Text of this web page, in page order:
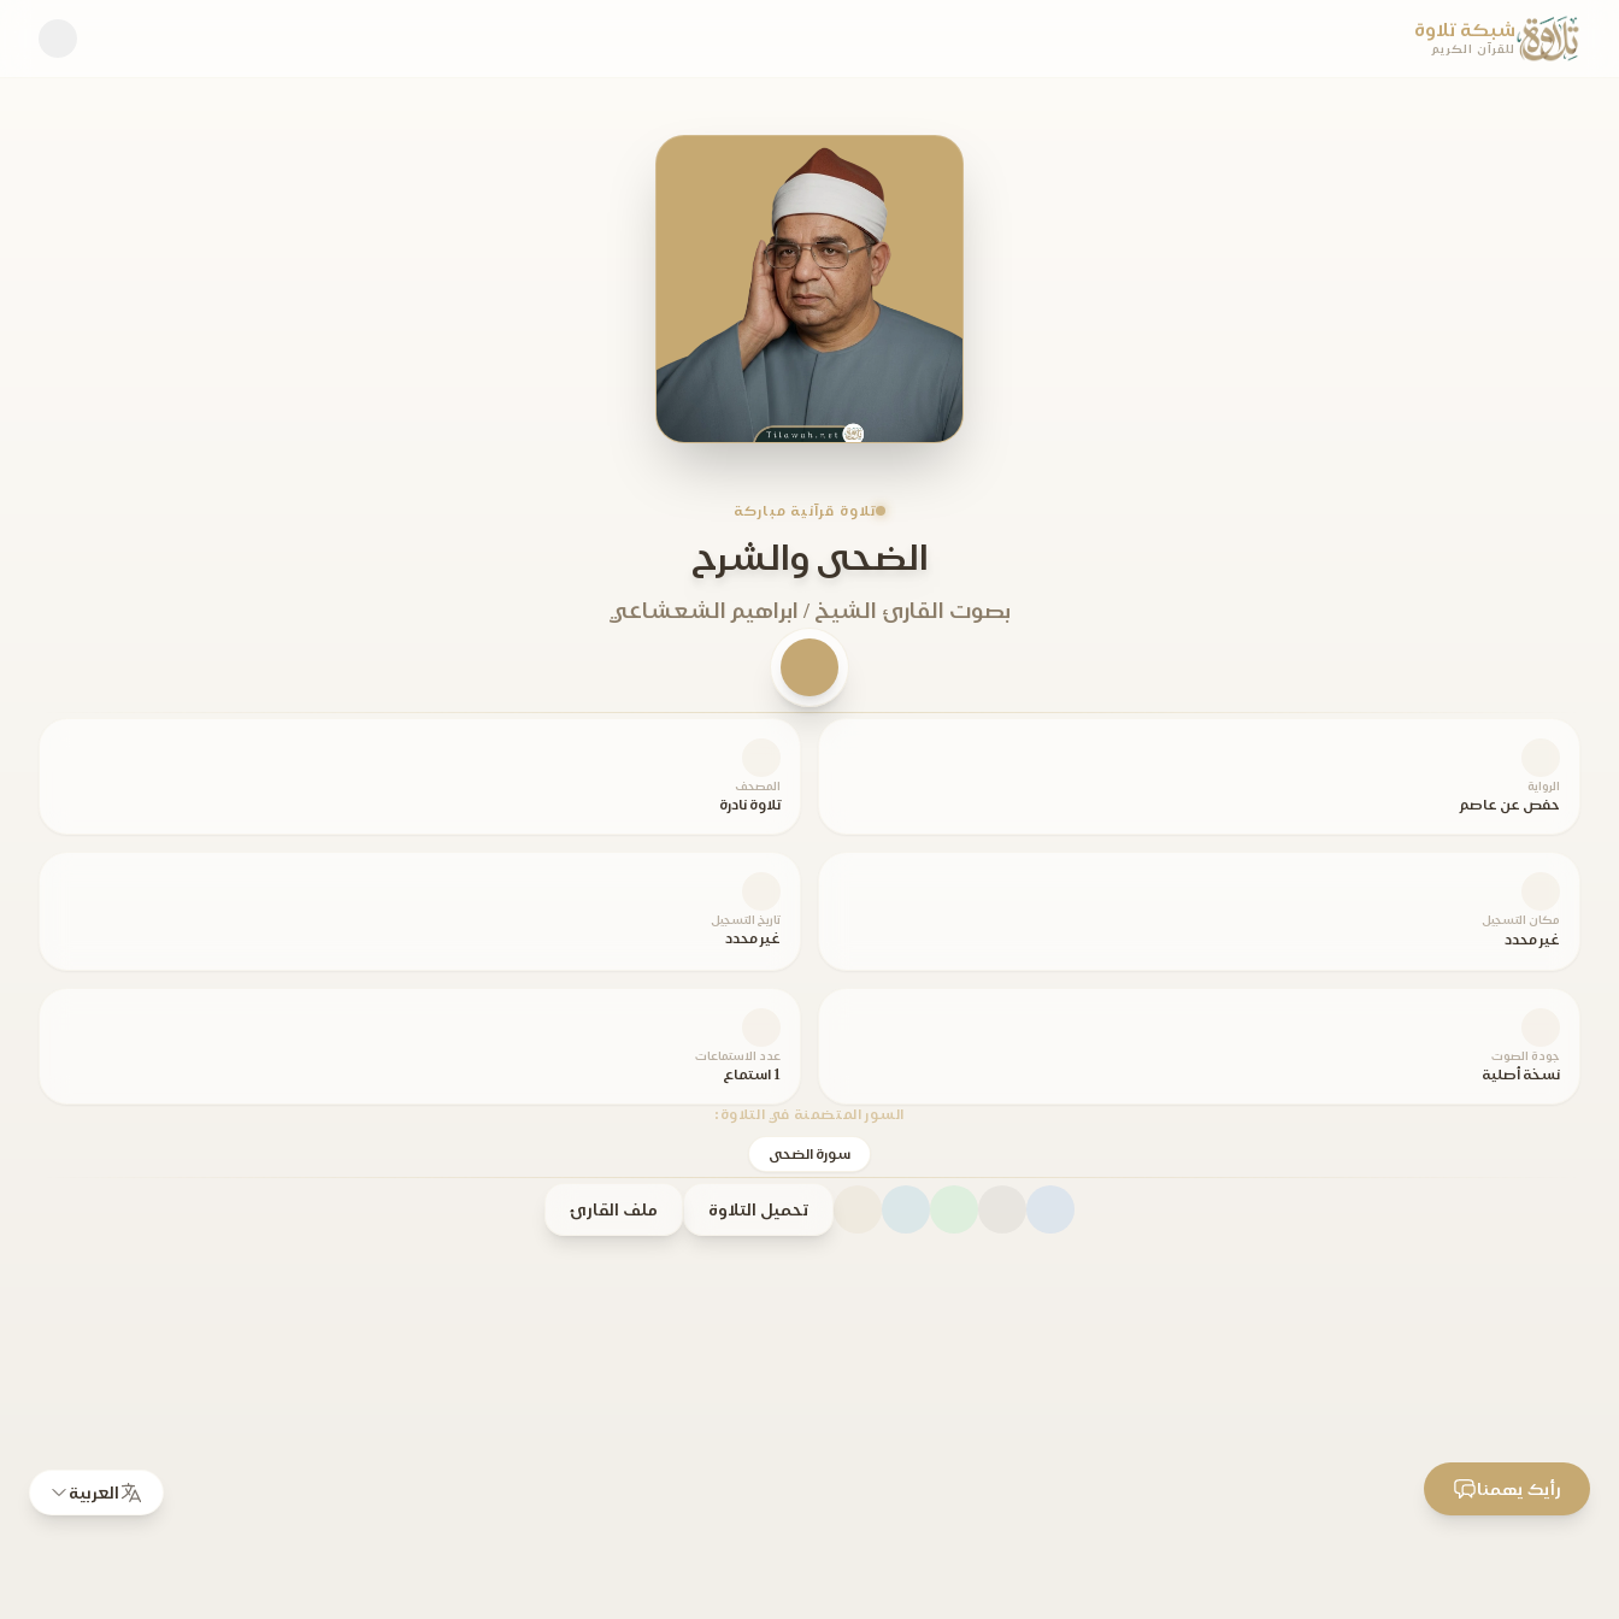
شبكة تلاوة
للقرآن الكريم
تلاوة قرآنية مباركة
الضحى والشرح
بصوت القارئ الشيخ / ابراهيم الشعشاعي
الرواية
حفص عن عاصم
المصحف
تلاوة نادرة
مكان التسجيل
غير محدد
تاريخ التسجيل
غير محدد
جودة الصوت
نسخة أصلية
عدد الاستماعات
1 استماع
السور المتضمنة في التلاوة:
سورة الضحى
تحميل التلاوة ملف القارئ
العربية رأيك يهمنا